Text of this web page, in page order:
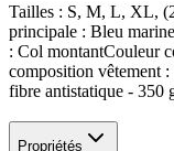
Tailles : S, M, L, XL,
principale : Bleu
: Col montantCouleur
composition vêtement
fibre antistatique - 350
Propriétés